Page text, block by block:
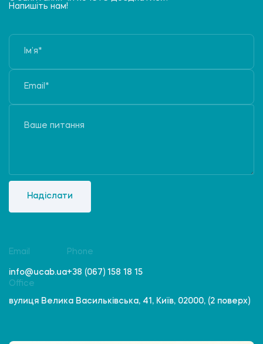
Напишіть нам!
Надіслати
Email
info@ucab.ua
Phone
+38 (067) 158 18 15
Office
вулиця Велика Васильківська, 41, Київ, 02000, (2 поверх)